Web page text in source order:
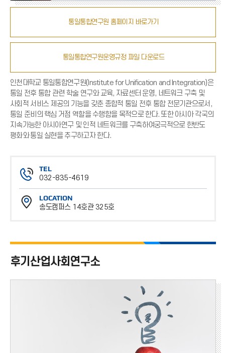
통일통합연구원 홈페이지 바로가기
통일통합연구원운영규정 파일 다운로드
인천대학교 통일통합연구원(Institute for Unification and Integration)은
통일 전후 통합 관련 학술 연구와 교육, 자료센터 운영, 네트워크 구축 및
사회적 서비스 제공의 기능을 갖춘 종합적 통일 전후 통합 전문기관으로서,
통일 준비의 핵심 거점 역할을 수행함을 목적으로 한다. 또한 아시아 각국의
지속가능한 아시아연구 및 인적 네트워크를 구축하여궁극적으로 한반도
평화와 통일 실현을 추구하고자 한다.
TEL
032-835-4619
전
화
번
LOCATION
송도캠퍼스 14호관 325호
후기산업사회연구소